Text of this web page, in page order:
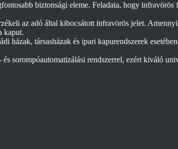
biztonsági eleme. Feladata, hogy
az adó által kibocsátott infravörös jelet.
kaput.
házak, társasházak és ipari kapurendszerek
sorompóautomatizálási rendszerrel, ezért kiváló